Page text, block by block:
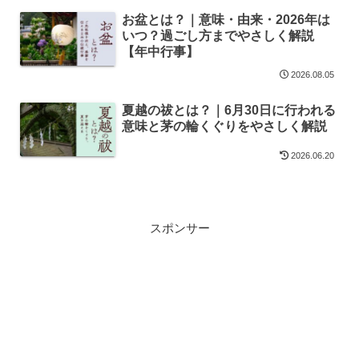
お盆とは？｜意味・由来・2026年は
いつ？過ごし方までやさしく解説
【年中行事】
2026.08.05
夏越の祓とは？｜6月30日に行われる
意味と茅の輪くぐりをやさしく解説
2026.06.20
スポンサー